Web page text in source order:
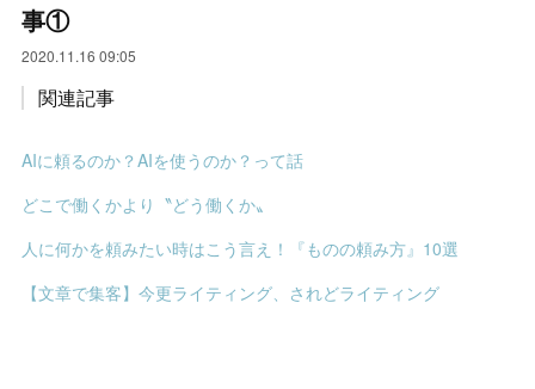
事①
2020.11.16 09:05
関連記事
AIに頼るのか？AIを使うのか？って話
どこで働くかより〝どう働くか〟
人に何かを頼みたい時はこう言え！『ものの頼み方』10選
【文章で集客】今更ライティング、されどライティング